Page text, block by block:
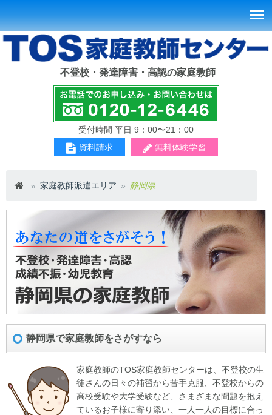
不登校・発達障害・高認の家庭教師
受付時間 平日 9：00〜21：00
資料請求
無料体験学習
家庭教師派遣エリア 静岡県
静岡県で家庭教師をさがすなら
家庭教師のTOS家庭教師センターは、不登校の生
徒さんの日々の補習から苦手克服、不登校からの
高校受験や大学受験など、さまざまな問題を抱え
ているお子様に寄り添い、一人一人の目標に合っ